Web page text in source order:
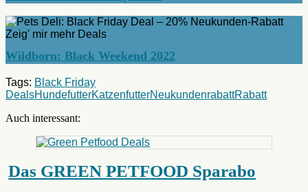
Zeig' mir mehr Deals
Wildborn: Black Weekend 2022
Tags: Black Friday
DealsHundefutterKatzenfutterNeukundenrabattRabatt
Auch interessant:
Das GREEN PETFOOD Sparabo